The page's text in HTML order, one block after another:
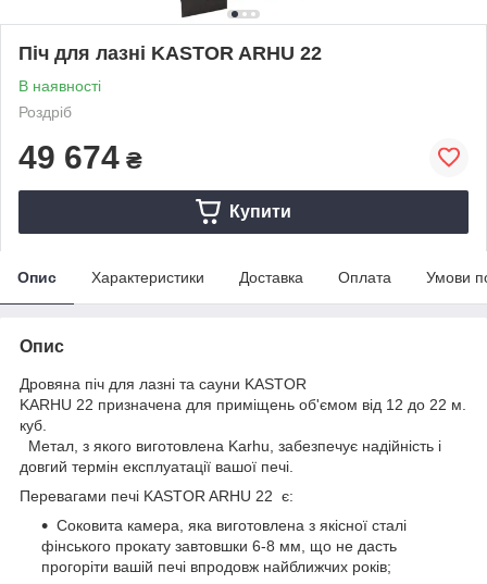
Піч для лазні KASTOR ARHU 22
В наявності
Роздріб
49 674 ₴
Купити
Опис Характеристики Доставка Оплата Умови
Опис
Дровяна піч для лазні та сауни KASTOR
KARHU 22 призначена для приміщень об'ємом від 12 до 22 м.
куб.
Метал, з якого виготовлена Karhu, забезпечує надійність і
довгий термін експлуатації вашої печі.
Перевагами печі KASTOR ARHU 22 є:
Соковита камера, яка виготовлена з якісної сталі
фінського прокату завтовшки 6-8 мм, що не дасть
прогоріти вашій печі впродовж найближчих років;